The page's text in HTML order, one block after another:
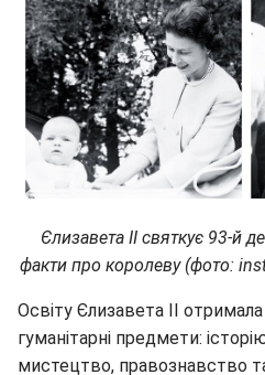
Єлизавета II святкує 93-й
факти про королеву (фото:
Освіту Єлизавета II
гуманітарні предмети:
мистецтво, правознавство